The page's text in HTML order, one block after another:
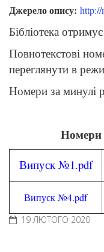
Джерело опису: http://
Бібліотека
Повнотекстові
переглянути в
Номери за минулі
Номери
Випуск №1.pdf
Випуск №4.pdf
19 ЛЮТОГО 2020